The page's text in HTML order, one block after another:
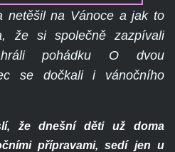
netěšil na Vánoce a jak to
že si společně zazpívali
pohádku O dvou
se dočkali i vánočního
že dnešní děti už doma
přípravami, sedí jen u